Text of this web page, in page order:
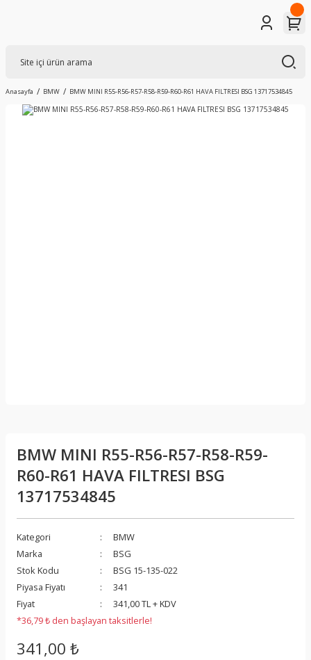
Anasayfa BMW BMW MINI R55-R56-R57-R58-R59-R60-R61 HAVA FILTRESI BSG 13717534845
BMW MINI R55-R56-R57-R58-R59-
R60-R61 HAVA FILTRESI BSG
13717534845
Kategori
BMW
Marka
BSG
Stok Kodu
BSG 15-135-022
Piyasa Fiyatı
341
Fiyat
341,00 TL + KDV
*36,79 ₺ den başlayan taksitlerle!
341,00 ₺